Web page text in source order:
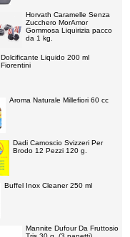
Horvath Caramelle Senza
Zucchero MorAmor
Gommosa Liquirizia pacco
da 1 kg.
Dolcificante Liquido 200 ml
Fiorentini
Aroma Naturale Millefiori 60 cc
Dadi Camoscio Svizzeri Per
Brodo 12 Pezzi 120 g.
Buffel Inox Cleaner 250 ml
Mannite Dufour Da Fruttosio